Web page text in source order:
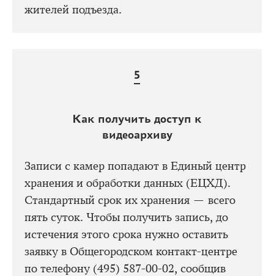
жителей подъезда.
Как получить доступ к
видеоархиву
Записи с камер попадают в Единый центр
хранения и обработки данных (ЕЦХД).
Стандартный срок их хранения — всего
пять суток. Чтобы получить запись, до
истечения этого срока нужно оставить
заявку в Общегородском контакт-центре
по телефону (495) 587-00-02, сообщив